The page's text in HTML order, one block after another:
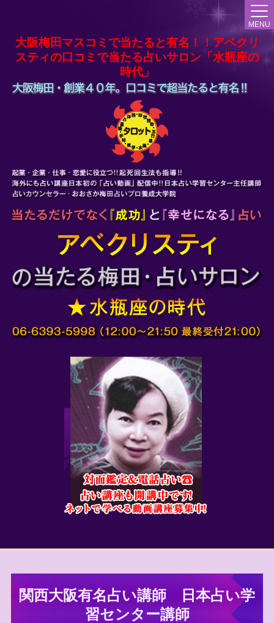
大阪梅田マスコミで当たると有名！！アベクリ
スティの口コミで当たる占いサロン「水瓶座の
時代」
MENU
関西大阪有名占い講師 日本占い学
習センター講師